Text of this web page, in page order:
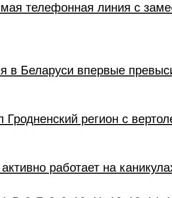
телефонная линия с
в Беларуси впервые
регион с
работает на